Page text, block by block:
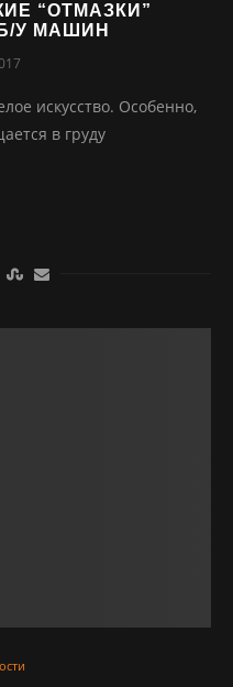
“ОТМАЗКИ”
У МАШИН
искусство. Особенно,
в груду